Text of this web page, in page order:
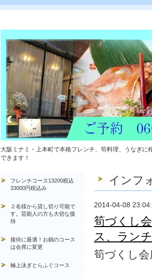
大阪ミナミ・上本町で本格フレンチ、筍料理、うなぎ
できます！
インフ
2014-04-08
筍づくし
ス、ラン
筍づくし
フレンチコース13200税込
33000円税込み
２名様から貸し切り可能で
す。芸能人の方も大切な接
待
接待に最適！お鍋のコース
は会席に変更
極上泳ぎとらふぐコース